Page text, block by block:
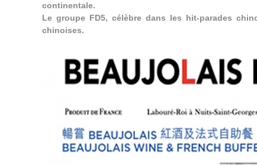
continentale.
Le groupe FD5, célèbre dans les hit-parades
chinoises.